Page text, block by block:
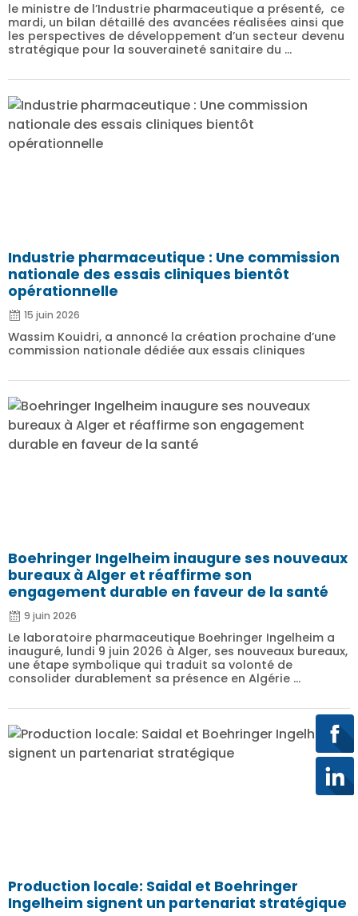
le ministre de l’Industrie pharmaceutique a présenté, ce
mardi, un bilan détaillé des avancées réalisées ainsi que
les perspectives de développement d’un secteur devenu
stratégique pour la souveraineté sanitaire du ...
Industrie pharmaceutique : Une commission
nationale des essais cliniques bientôt
opérationnelle
15 juin 2026
Wassim Kouidri, a annoncé la création prochaine d’une
commission nationale dédiée aux essais cliniques
Boehringer Ingelheim inaugure ses nouveaux
bureaux à Alger et réaffirme son
engagement durable en faveur de la santé
9 juin 2026
Le laboratoire pharmaceutique Boehringer Ingelheim a
inauguré, lundi 9 juin 2026 à Alger, ses nouveaux bureaux,
une étape symbolique qui traduit sa volonté de
consolider durablement sa présence en Algérie ...
Production locale: Saidal et Boehringer
Ingelheim signent un partenariat stratégique